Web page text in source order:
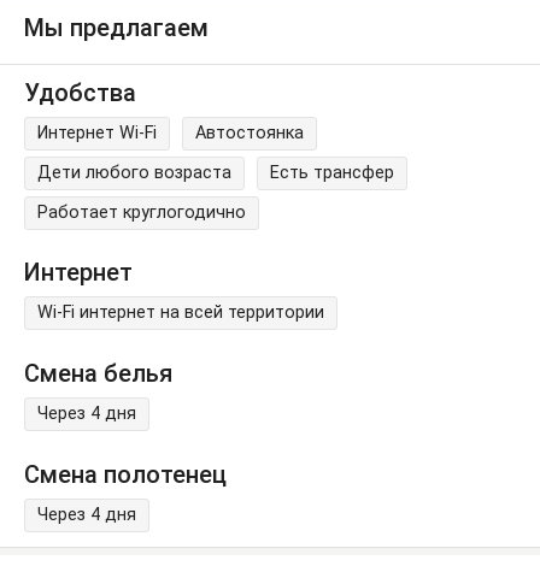
Мы предлагаем
Удобства
Интернет Wi-Fi
Автостоянка
Дети любого возраста
Есть трансфер
Работает круглогодично
Интернет
Wi-Fi интернет на всей территории
Смена белья
Через 4 дня
Смена полотенец
Через 4 дня